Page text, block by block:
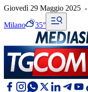
Giovedì 29 Maggio 2025 -
Milano 35°